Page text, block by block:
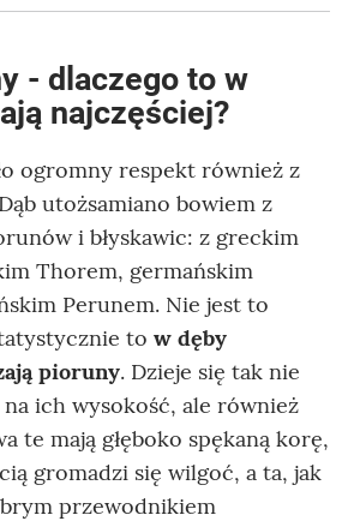
- dlaczego to w
najczęściej?
ogromny respekt również z
utożsamiano bowiem z
i błyskawic: z greckim
Thorem, germańskim
Perunem. Nie jest to
to w dęby
pioruny. Dzieje się tak nie
ich wysokość, ale również
te mają głęboko spękaną korę,
gromadzi się wilgoć, a ta, jak
przewodnikiem